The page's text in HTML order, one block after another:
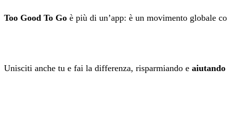
Too Good To Go è più di un’app: è un movimento globale
Unisciti anche tu e fai la differenza, risparmiando e